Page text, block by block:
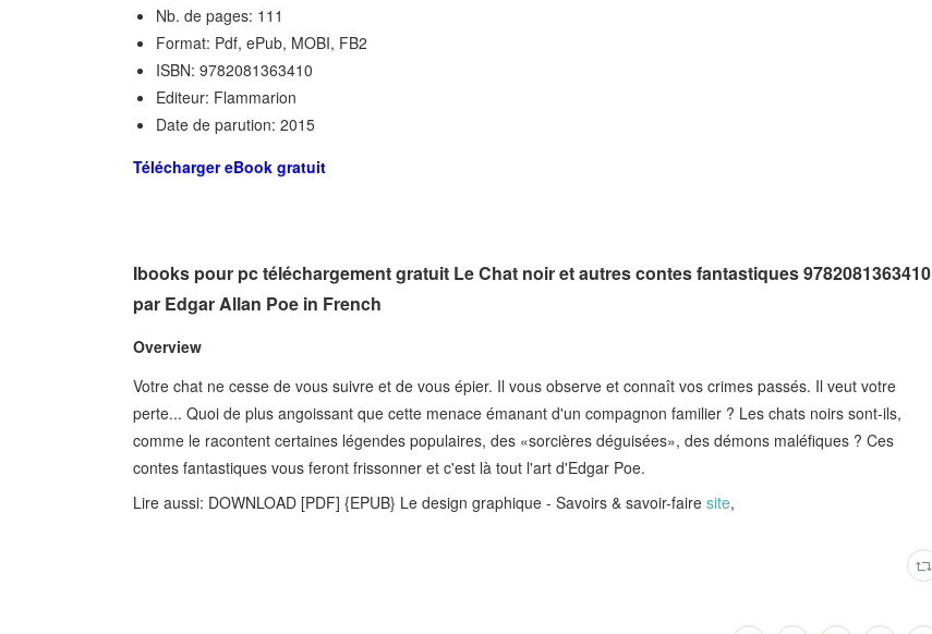
Nb. de pages: 111
Format: Pdf, ePub, MOBI, FB2
ISBN: 9782081363410
Editeur: Flammarion
Date de parution: 2015
Télécharger eBook gratuit
Ibooks pour pc téléchargement gratuit Le Chat noir et autres contes fantastiques 9782081363410
par Edgar Allan Poe in French
Overview
Votre chat ne cesse de vous suivre et de vous épier. Il vous observe et connaît vos crimes passés. Il veut votre
perte... Quoi de plus angoissant que cette menace émanant d'un compagnon familier ? Les chats noirs sont-ils,
comme le racontent certaines légendes populaires, des «sorcières déguisées», des démons maléfiques ? Ces
contes fantastiques vous feront frissonner et c'est là tout l'art d'Edgar Poe.
Lire aussi: DOWNLOAD [PDF] {EPUB} Le design graphique - Savoirs & savoir-faire site,